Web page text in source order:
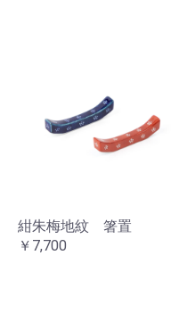
紺朱梅地紋 箸置
￥7,700